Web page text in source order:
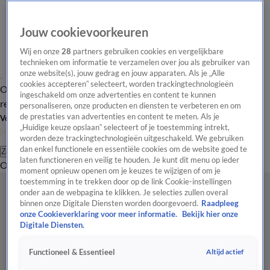
Overzicht Laatste nieuws Regionieuws Het beste van Hart
Tip de
redactie
Volg Hart van Nederland
Zoeken
OverzichtRegioUitzendingenWeerTip de redactiePanelVideo's
Jouw cookievoorkeuren
Wij en onze28 partners gebruiken cookies en vergelijkbare
technieken om informatie te verzamelen over jou als gebruiker van
onze website(s), jouw gedrag en jouw apparaten. Als je „Alle
cookies accepteren” selecteert, worden trackingtechnologieën
ingeschakeld om onze advertenties en content te kunnen
personaliseren, onze producten en diensten te verbeteren en om
de prestaties van advertenties en content te meten. Als je
„Huidige keuze opslaan” selecteert of je toestemming intrekt,
worden deze trackingtechnologieën uitgeschakeld. We gebruiken
dan enkel functionele en essentiële cookies om de website goed te
laten functioneren en veilig te houden. Je kunt dit menu op ieder
moment opnieuw openen om je keuzes te wijzigen of om je
toestemming in te trekken door op de link Cookie-instellingen
onder aan de webpagina te klikken. Je selecties zullen overal
binnen onze Digitale Diensten worden doorgevoerd. Raadpleeg
onze Cookieverklaring voor meer informatie.
Bekijk hier onze
Digitale Diensten.
Functioneel & Essentieel Altijd actief